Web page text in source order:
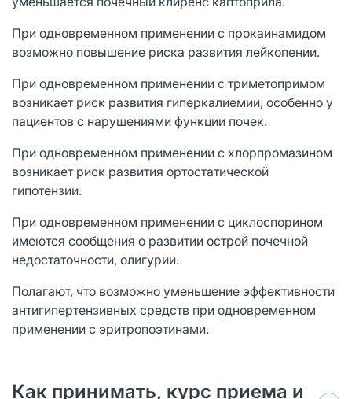
При одновременном применении с прокаинамидом
возможно повышение риска развития лейкопении.
При одновременном применении с триметопримом
возникает риск развития гиперкалиемии, особенно у
пациентов с нарушениями функции почек.
При одновременном применении с хлорпромазином
возникает риск развития ортостатической
гипотензии.
При одновременном применении с циклоспорином
имеются сообщения о развитии острой почечной
недостаточности, олигурии.
Полагают, что возможно уменьшение эффективности
антигипертензивных средств при одновременном
применении с эритропоэтинами.
Как принимать, курс приема и